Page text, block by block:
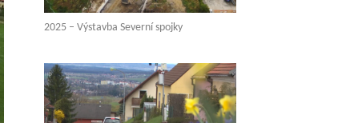
2025 – Výstavba Severní spojky